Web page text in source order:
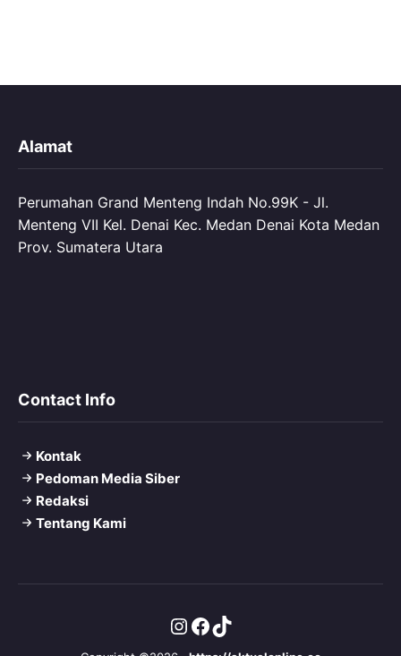
Alamat
Perumahan Grand Menteng Indah No.99K - Jl.
Menteng VII Kel. Denai Kec. Medan Denai Kota Medan
Prov. Sumatera Utara
Contact Info
Kontak
Pedoman Media Siber
Redaksi
Tentang Kami
Instagram
Facebook
TikTok